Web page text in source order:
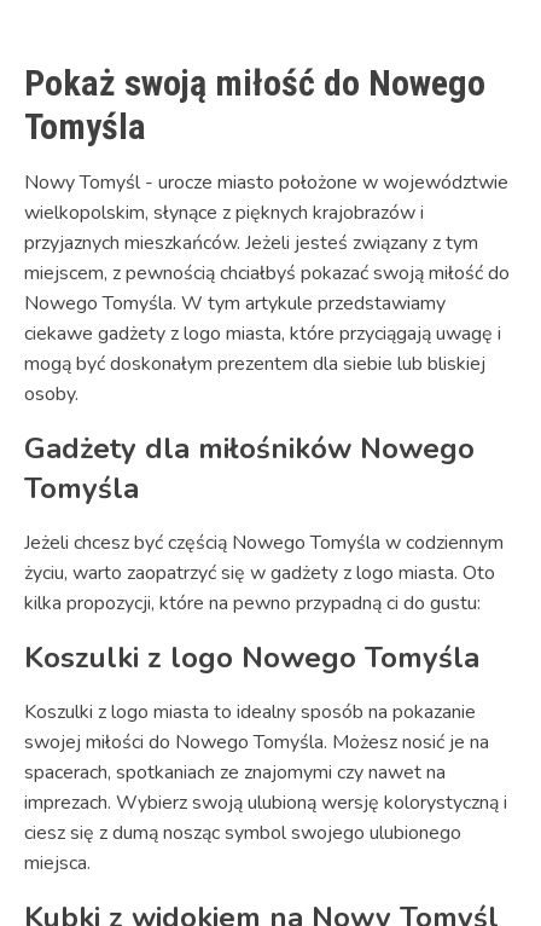
Pokaż swoją miłość do Nowego
Tomyśla
Nowy Tomyśl - urocze miasto położone w województwie
wielkopolskim, słynące z pięknych krajobrazów i
przyjaznych mieszkańców. Jeżeli jesteś związany z tym
miejscem, z pewnością chciałbyś pokazać swoją miłość do
Nowego Tomyśla. W tym artykule przedstawiamy
ciekawe gadżety z logo miasta, które przyciągają uwagę i
mogą być doskonałym prezentem dla siebie lub bliskiej
osoby.
Gadżety dla miłośników Nowego
Tomyśla
Jeżeli chcesz być częścią Nowego Tomyśla w codziennym
życiu, warto zaopatrzyć się w gadżety z logo miasta. Oto
kilka propozycji, które na pewno przypadną ci do gustu:
Koszulki z logo Nowego Tomyśla
Koszulki z logo miasta to idealny sposób na pokazanie
swojej miłości do Nowego Tomyśla. Możesz nosić je na
spacerach, spotkaniach ze znajomymi czy nawet na
imprezach. Wybierz swoją ulubioną wersję kolorystyczną i
ciesz się z dumą nosząc symbol swojego ulubionego
miejsca.
Kubki z widokiem na Nowy Tomyśl